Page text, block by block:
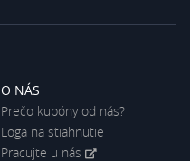
O NÁS
Prečo kupóny od nás?
Loga na stiahnutie
Pracujte u nás